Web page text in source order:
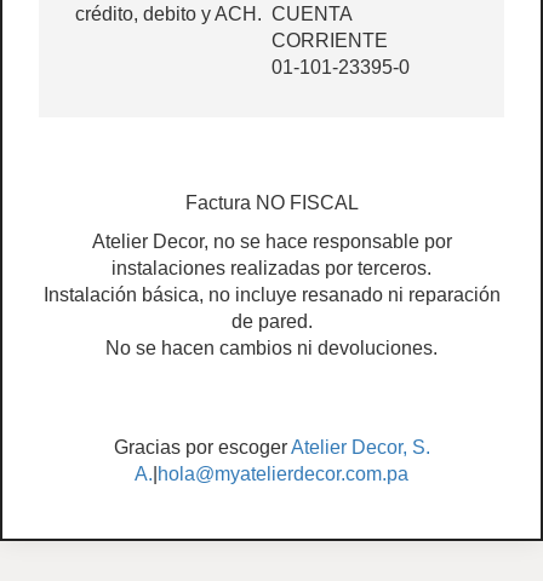
crédito, debito y ACH. CUENTA
CORRIENTE
01-101-23395-0
Factura NO FISCAL
Atelier Decor, no se hace responsable por
instalaciones realizadas por terceros.
Instalación básica, no incluye resanado ni reparación
de pared.
No se hacen cambios ni devoluciones.
Gracias por escogerAtelier Decor, S.
A. hola@myatelierdecor.com.pa